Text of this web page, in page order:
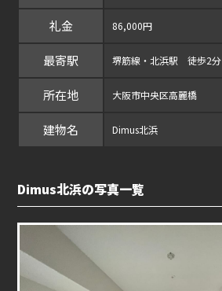
礼金 86,000円
最寄駅 堺筋線・北浜駅 徒歩2分
所在地 大阪市中央区高麗橋
建物名 Dimus北浜
Dimus北浜の写真一覧